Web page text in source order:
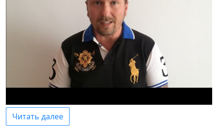
Читать далее